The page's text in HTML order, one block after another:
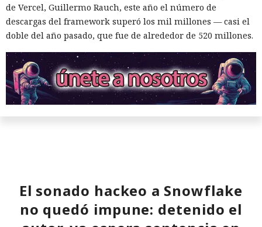
de Vercel, Guillermo Rauch, este año el número de
descargas del framework superó los mil millones — casi el
doble del año pasado, que fue de alrededor de 520 millones.
El sonado hackeo a Snowflake
no quedó impune: detenido el